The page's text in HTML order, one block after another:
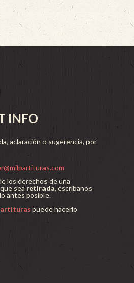
INFO
aclaración o sugerencia, por
los derechos de una
sea retirada, escríbanos
antes posible.
puede hacerlo